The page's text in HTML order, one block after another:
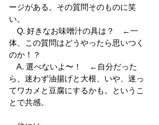
ージがある。その質問そのものに笑
い。
Q. 好きなお味噌汁の具は？　←一
体、この質問はどうやったら思いつく
のか！？
A. 選べないよ〜！　←自分だった
ら、迷わず油揚げと大根、いや、迷っ
てワカメと豆腐にするかも。というこ
とで共感。